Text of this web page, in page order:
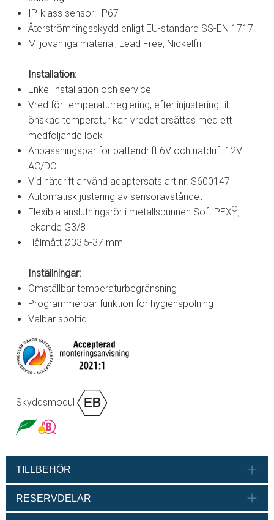
IP-klass sensor: IP67
Återströmningsskydd enligt EU-standard SS-EN 1717
Miljövänliga material, Lead Free, Nickelfri
Installation:
Enkel installation och service
Vred för temperaturreglering, efter injustering till
önskad temperatur kan vredet ersättas med ett
medföljande lock
Anpassningsbar för batteridrift 6V och nätdrift 12V
AC/DC
Vid nätdrift använd adaptersats art.nr. S600147
Automatisk justering av sensoravståndet
Flexibla anslutningsrör i metallspunnen Soft PEX®,
lekande G3/8
Hålmått Ø33,5-37 mm
Inställningar:
Omställbar temperaturbegränsning
Programmerbar funktion för hygienspolning
Valbar spoltid
Skyddsmodul
TILLBEHÖR
RESERVDELAR